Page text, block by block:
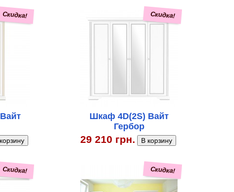
Скидка! Скидка!
Шкаф 4D(2S) Вайт
Гербор
29 210 грн.
Скидка! Скидка!